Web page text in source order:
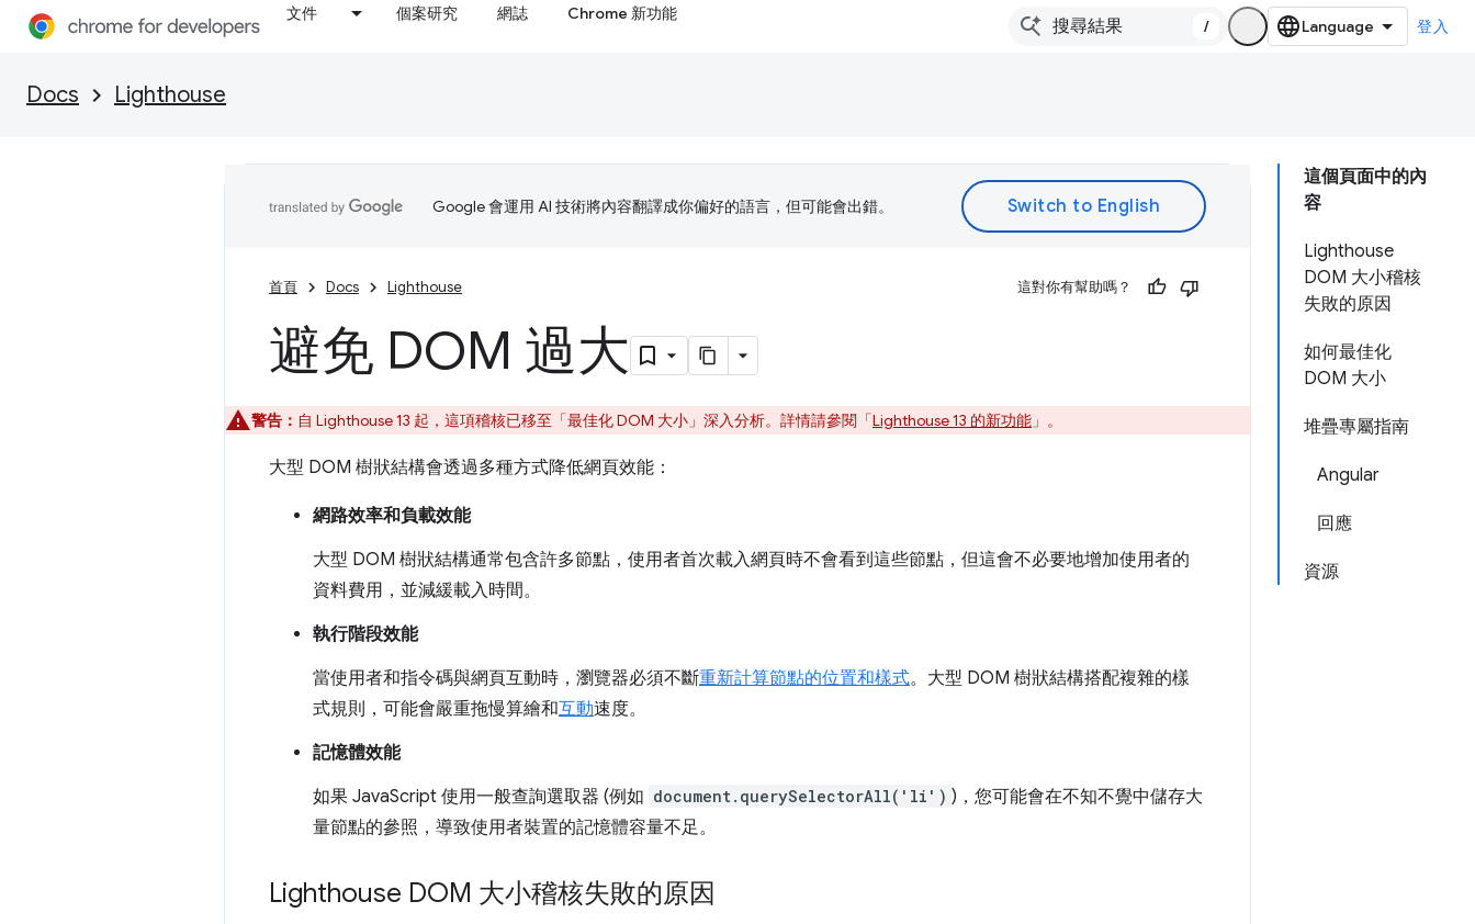
文件 個案研究 網誌 Chrome 新功能
/ 登入
Docs Lighthouse
這個頁面中的內
容
Lighthouse
DOM 大小稽核
失敗的原因
如何最佳化
DOM 大小
堆疊專屬指南
Angular
回應
資源
Google 會運用 AI 技術將內容翻譯成你偏好的語言，但可能會出錯。
首頁 Docs Lighthouse 這對你有幫助嗎？
避免 DOM 過大
警告： 自 Lighthouse 13 起，這項稽核已移至「最佳化 DOM 大小」 深入分析。詳情請參閱「Lighthouse 13 的新功能 」。
大型 DOM 樹狀結構會透過多種方式降低網頁效能：
網路效率和負載效能
大型 DOM 樹狀結構通常包含許多節點，使用者首次載入網頁時不會看到這些節點，但這會不必要地增加使用者的
資料費用，並減緩載入時間。
執行階段效能
當使用者和指令碼與網頁互動時，瀏覽器必須不斷重新計算節點的位置和樣式。大型 DOM 樹狀結構搭配複雜的樣
式規則，可能會嚴重拖慢算繪和互動速度。
記憶體效能
如果 JavaScript 使用一般查詢選取器 (例如 document.querySelectorAll('li') )，您可能會在不知不覺中儲存大
量節點的參照，導致使用者裝置的記憶體容量不足。
Lighthouse DOM 大小稽核失敗的原因